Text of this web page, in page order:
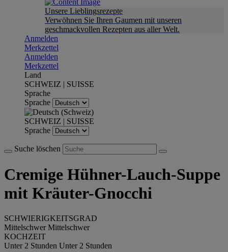
Unsere Lieblingsrezepte
Verwöhnen Sie Ihren Gaumen mit unseren
geschmackvollen Rezepten aus aller Welt.
Anmelden
Merkzettel
Anmelden
Merkzettel
Land
SCHWEIZ | SUISSE
Sprache
Sprache
SCHWEIZ | SUISSE
Sprache
Suche löschen
Cremige Hühner-Lauch-Suppe
mit Kräuter-Gnocchi
SCHWIERIGKEITSGRAD
Mittelschwer Mittelschwer
KOCHZEIT
Unter 2 Stunden Unter 2 Stunden